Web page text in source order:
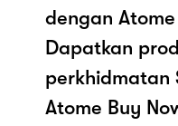
dengan
Dapatkan
perkhidmatan
Atome Buy